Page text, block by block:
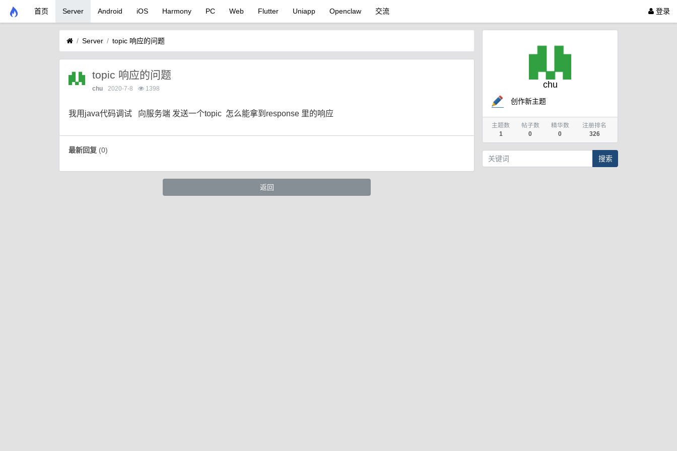
首页 Server Android iOS Harmony PC Web Flutter Uniapp Openclaw 交流 登录
Server topic 响应的问题
topic 响应的问题
chu 2020-7-8 1398
我用java代码调试 向服务端 发送一个topic 怎么能拿到response 里的响应
最新回复(0)
返回
chu
创作新主题
主题数
1
帖子数
0
精华数
0
注册排名
326
搜索